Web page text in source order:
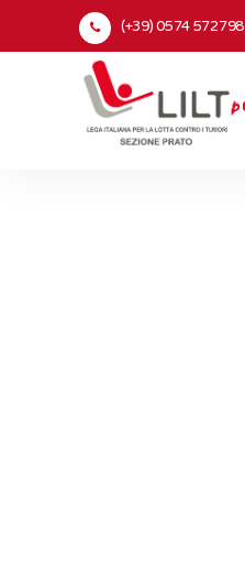
(+39) 0574 572798